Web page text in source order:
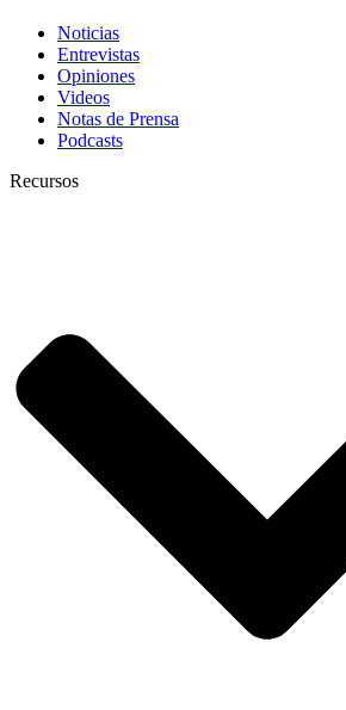
Noticias
Entrevistas
Opiniones
Videos
Notas de Prensa
Podcasts
Recursos